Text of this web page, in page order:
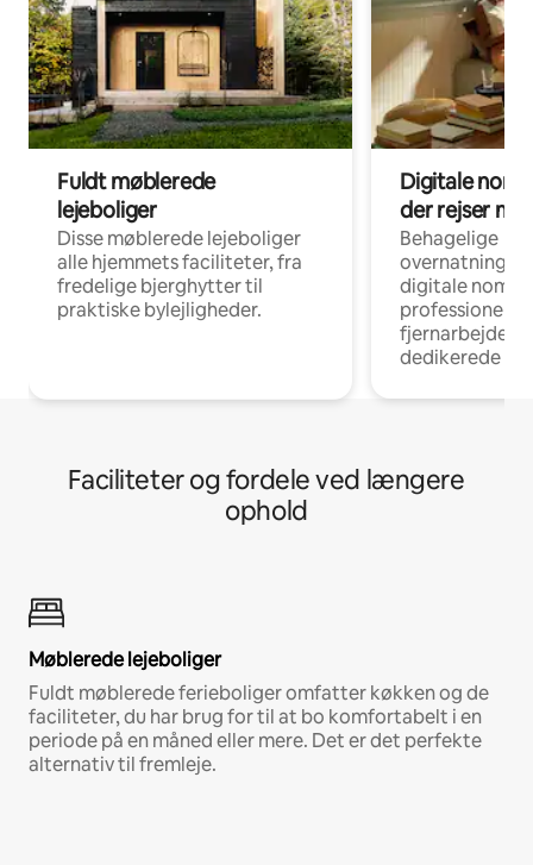
Fuldt møblerede
lejeboliger
Disse møblerede lejeboliger
alle hjemmets faciliteter, fra
fredelige bjerghytter til
praktiske bylejligheder.
Digitale
der rejser
Behagelige
digitale
professionelle
fjernarbejde,
dedikerede
Faciliteter og fordele ved længere
ophold
Møblerede lejeboliger
Fuldt møblerede ferieboliger omfatter køkken og de
faciliteter, du har brug for til at bo komfortabelt i en
periode på en måned eller mere. Det er det perfekte
alternativ til fremleje.